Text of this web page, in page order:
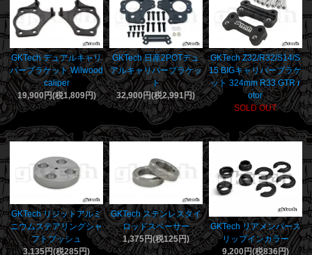
GKTech デュアルキャリ
パーブラケット Wilwood
caliper
19,900円(税1,809円)
GKTech 日産2POTデュ
アルキャリパーブラケッ
ト
32,900円(税2,991円)
GKTech Z32/R32/S14/S
15 BIGキャリパーブラケ
ット 324mm R33 GTR r
otor
SOLD OUT
GKTech リジットアルミ
ニウムステアリングシャ
フトブッシュ
3,135円(税285円)
GKTech ステンレスタイ
ロッドスペーサー
1,375円(税125円)
GKTech リアメンバース
リップインカラー
9,200円(税836円)